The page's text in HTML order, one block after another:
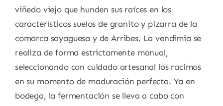
viñedo viejo que hunden sus raíces en los
característicos suelos de granito y pizarra de la
comarca sayaguesa y de Arribes. La vendimia se
realiza de forma estrictamente manual,
seleccionando con cuidado artesanal los racimos
en su momento de maduración perfecta. Ya en
bodega, la fermentación se lleva a cabo con